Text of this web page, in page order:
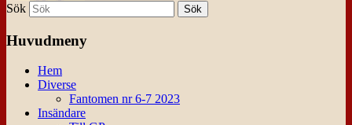
Sök
Huvudmeny
Hem
Diverse
Fantomen nr 6-7 2023
Insändare